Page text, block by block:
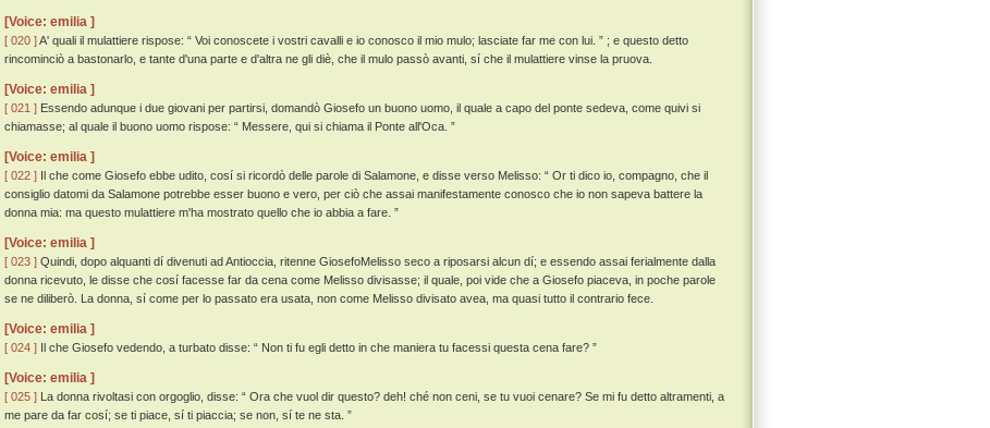
[Voice: emilia ]
[ 020 ]A' quali il mulattiere rispose: “ Voi conoscete i vostri cavalli e io conosco il mio mulo; lasciate far me con lui. ” ; e questo detto
rincominciò a bastonarlo, e tante d'una parte e d'altra ne gli diè, che il mulo passò avanti, sí che il mulattiere vinse la pruova.
[Voice: emilia ]
[ 021 ] Essendo adunque i due giovani per partirsi, domandò Giosefo un buono uomo, il quale a capo del ponte sedeva, come quivi si
chiamasse; al quale il buono uomo rispose: “ Messere, qui si chiama il Ponte all'Oca. ”
[Voice: emilia ]
[ 022 ] Il che come Giosefo ebbe udito, cosí si ricordò delle parole di Salamone, e disse verso Melisso: “ Or ti dico io, compagno, che il
consiglio datomi da Salamone potrebbe esser buono e vero, per ciò che assai manifestamente conosco che io non sapeva battere la
donna mia: ma questo mulattiere m'ha mostrato quello che io abbia a fare. ”
[Voice: emilia ]
[ 023 ] Quindi, dopo alquanti dí divenuti ad Antioccia, ritenne GiosefoMelisso seco a riposarsi alcun dí; e essendo assai ferialmente dalla
donna ricevuto, le disse che cosí facesse far da cena come Melisso divisasse; il quale, poi vide che a Giosefo piaceva, in poche parole
se ne diliberò. La donna, sí come per lo passato era usata, non come Melisso divisato avea, ma quasi tutto il contrario fece.
[Voice: emilia ]
[ 024 ] Il che Giosefo vedendo, a turbato disse: “ Non ti fu egli detto in che maniera tu facessi questa cena fare? ”
[Voice: emilia ]
[ 025 ] La donna rivoltasi con orgoglio, disse: “ Ora che vuol dir questo? deh! ché non ceni, se tu vuoi cenare? Se mi fu detto altramenti, a
me pare da far cosí; se ti piace, sí ti piaccia; se non, sí te ne sta. ”